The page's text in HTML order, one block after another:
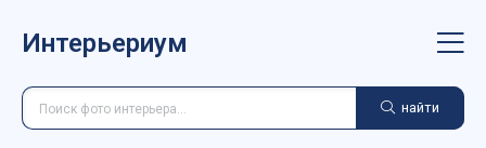
Интерьериум
найти